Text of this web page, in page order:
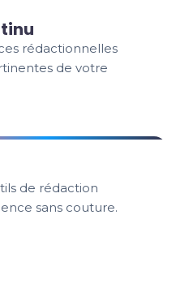
rédactionnelles
de votre
de rédaction
sans couture.